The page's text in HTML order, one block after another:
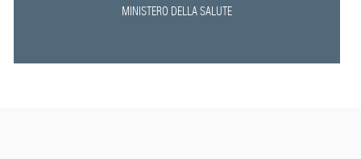
MINISTERO DELLA SALUTE